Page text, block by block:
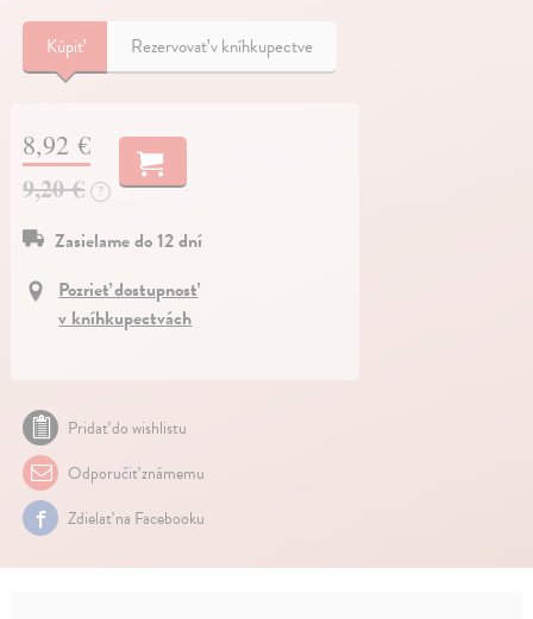
Kúpiť Rezervovať v kníhkupectve
8,92 €
9,20 € ?
Zasielame do 12 dní
Pozrieť dostupnosť
v kníhkupectvách
Pridať do wishlistu
Odporučiť známemu
Zdielať na Facebooku